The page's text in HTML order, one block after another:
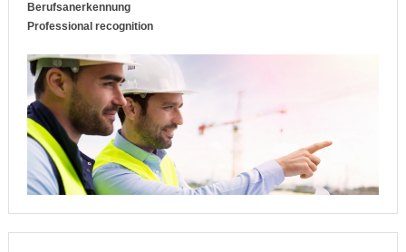
Berufsanerkennung
Professional recognition